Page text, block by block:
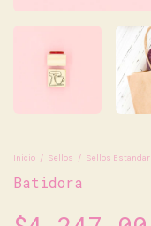
Inicio / Sellos / Sellos Estandar
Batidora